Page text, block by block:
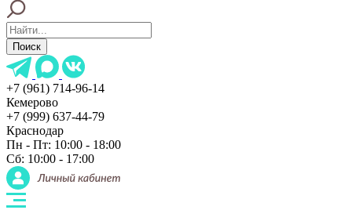
Поиск
+7 (961) 714-96-14
Кемерово
+7 (999) 637-44-79
Краснодар
Пн - Пт: 10:00 - 18:00
Сб: 10:00 - 17:00